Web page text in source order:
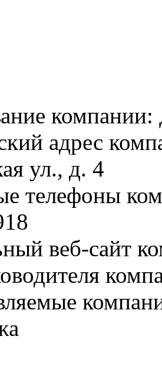
адрес
ул., д. 4
телефоны
веб-сайт